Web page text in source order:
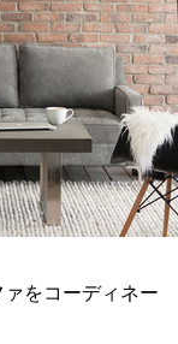
をコーディネー